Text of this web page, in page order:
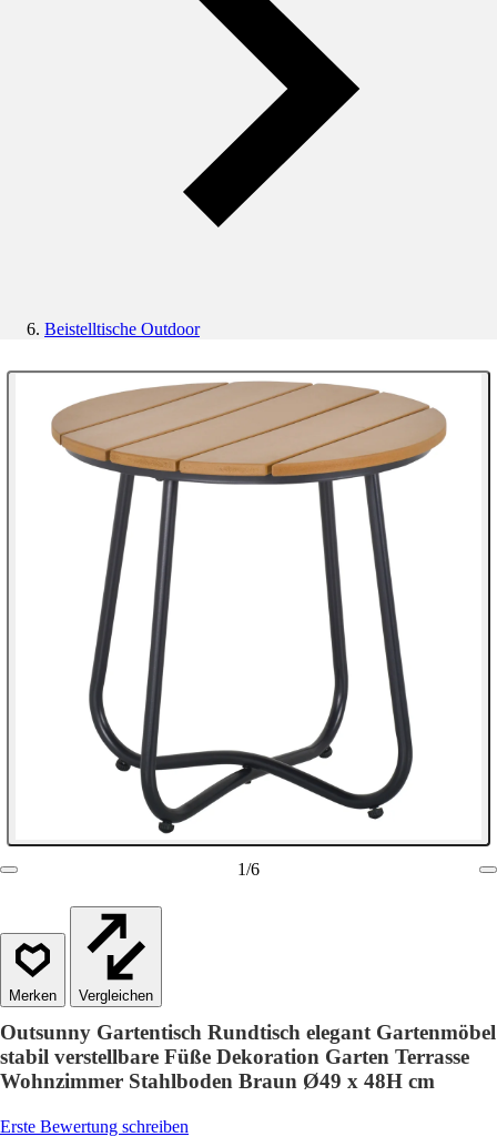
Beistelltische Outdoor
1/6
Vergleichen
Outsunny Gartentisch Rundtisch elegant Gartenmöbel
stabil verstellbare Füße Dekoration Garten Terrasse
Wohnzimmer Stahlboden Braun Ø49 x 48H cm
Erste Bewertung schreiben